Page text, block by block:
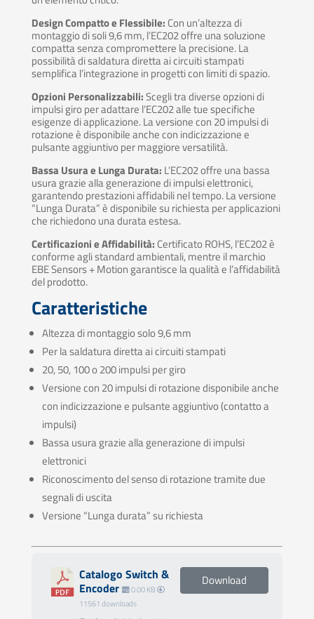
Design Compatto e Flessibile: Con un’altezza di
montaggio di soli 9,6 mm, l’EC202 offre una soluzione
compatta senza compromettere la precisione. La
possibilità di saldatura diretta ai circuiti stampati
semplifica l’integrazione in progetti con limiti di spazio.
Opzioni Personalizzabili:Scegli tra diverse opzioni di
impulsi giro per adattare l’EC202 alle tue specifiche
esigenze di applicazione. La versione con 20 impulsi di
rotazione è disponibile anche con indicizzazione e
pulsante aggiuntivo per maggiore versatilità.
Bassa Usura e Lunga Durata: L’EC202 offre una bassa
usura grazie alla generazione di impulsi elettronici,
garantendo prestazioni affidabili nel tempo. La versione
“Lunga Durata” è disponibile su richiesta per applicazioni
che richiedono una durata estesa.
Certificazioni e Affidabilità: Certificato ROHS, l’EC202 è
conforme agli standard ambientali, mentre il marchio
EBE Sensors + Motion garantisce la qualità e l’affidabilità
del prodotto.
Caratteristiche
Altezza di montaggio solo 9,6 mm
Per la saldatura diretta ai circuiti stampati
20, 50, 100 o 200 impulsi per giro
Versione con 20 impulsi di rotazione disponibile anche
con indicizzazione e pulsante aggiuntivo (contatto a
impulsi)
Bassa usura grazie alla generazione di impulsi
elettronici
Riconoscimento del senso di rotazione tramite due
segnali di uscita
Versione “Lunga durata” su richiesta
Catalogo Switch &
Encoder
0.00 KB
11561 downloads
Download